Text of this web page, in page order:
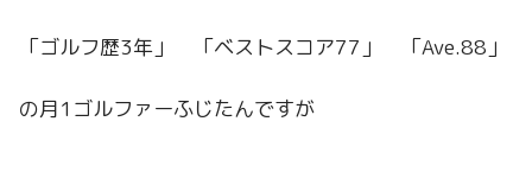
「ゴルフ歴3年」 「ベストスコア77」 「Ave.88」
の月1ゴルファーふじたんですが